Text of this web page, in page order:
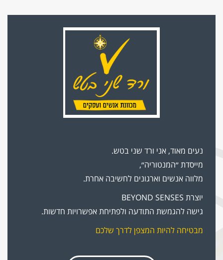
נעים מאוד, אני ורד שני בטש.
מייסדת ״המנטוריה״,
מלווה אנשים וארגונים לחשיבה אחרת.
יוצרת BEYOND SENSES
גישה להגמשת התודעה ולפתיחת אפשרויות חדשות.
מבטיחה להיות המצפן לדרך שלכם